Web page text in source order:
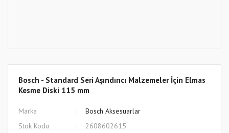
Bosch - Standard Seri Aşındırıcı Malzemeler İçin Elmas
Kesme Diski 115 mm
Marka
Bosch Aksesuarlar
Stok Kodu
2608602615